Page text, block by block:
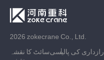
2026 zokecrane Co., Ltd.
رازداری کی پالیسیسائٹ کا نقشہ